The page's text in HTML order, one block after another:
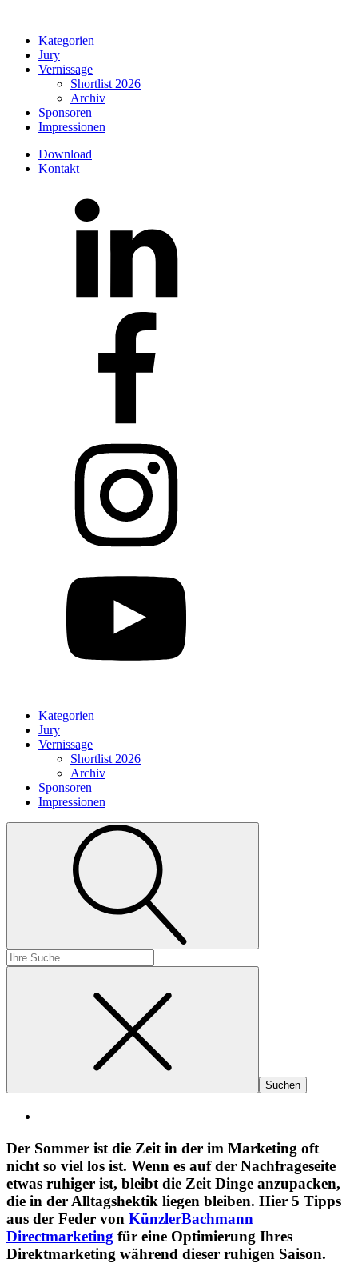
Kategorien
Jury
Vernissage
Shortlist 2026
Archiv
Sponsoren
Impressionen
Download
Kontakt
Kategorien
Jury
Vernissage
Shortlist 2026
Archiv
Sponsoren
Impressionen
Suchen
nach:
Der Sommer ist die Zeit in der im Marketing oft
nicht so viel los ist. Wenn es auf der Nachfrageseite
etwas ruhiger ist, bleibt die Zeit Dinge anzupacken,
die in der Alltagshektik liegen bleiben. Hier 5 Tipps
aus der Feder von KünzlerBachmann
Directmarketing für eine Optimierung Ihres
Direktmarketing während dieser ruhigen Saison.